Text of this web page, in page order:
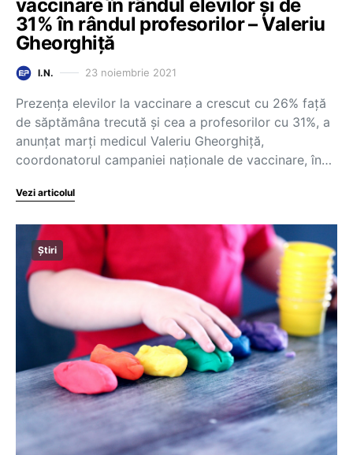
vaccinare în rândul elevilor și de
31% în rândul profesorilor – Valeriu
Gheorghiță
I.N. 23 noiembrie 2021
Prezența elevilor la vaccinare a crescut cu 26% față
de săptămâna trecută și cea a profesorilor cu 31%, a
anunțat marți medicul Valeriu Gheorghiță,
coordonatorul campaniei naționale de vaccinare, în…
Vezi articolul
Știri